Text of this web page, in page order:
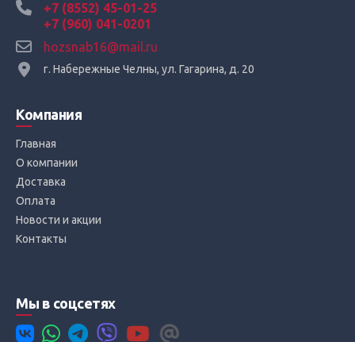
+7 (8552) 45-01-25
+7 (960) 041-0201
hozsnab16@mail.ru
г. Набережные Челны, ул. Гагарина, д. 20
Компания
Главная
О компании
Доставка
Оплата
Новости и акции
Контакты
Мы в соцсетях